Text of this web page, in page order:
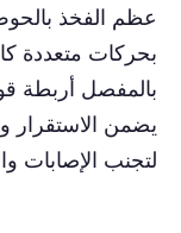
عظم الفخذ
بحركات متعددة
بالمفصل أربطة
يضمن الاستقرار
لتجنب الإصابات